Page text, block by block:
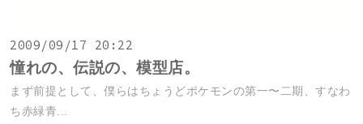
2009/09/17 20:22
憧れの、伝説の、模型店。
まず前提として、僕らはちょうどポケモンの第一〜二期、すなわ
ち赤緑青...